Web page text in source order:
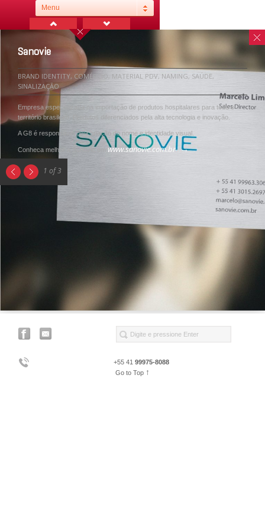
Menu
1 of 3
Sanovie
BRAND IDENTITY, COMÉRCIO, MATERIAL PDV, NAMING, SAÚDE,
SINALIZAÇÃO
Empresa especializada na importação de produtos hospitalares para todo o
território brasileiro. Produtos diferenciados pela alta tecnologia e inovação.
A G8 é responsável pela criação do nome e identidade visual.
Conheca melhor a Sanovie em www.sanovie.com.br
+55 41 99975-8088
Go to Top ↑